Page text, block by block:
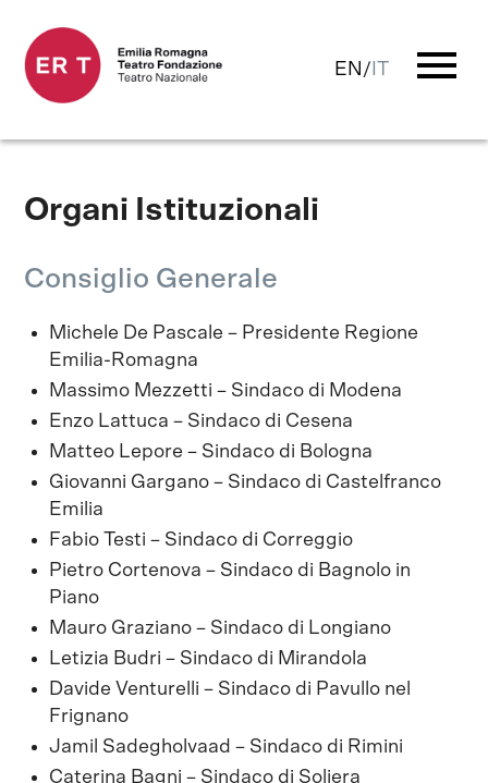
EN / IT menu
Organi Istituzionali
Consiglio Generale
Michele De Pascale – Presidente Regione
Emilia-Romagna
Massimo Mezzetti – Sindaco di Modena
Enzo Lattuca – Sindaco di Cesena
Matteo Lepore – Sindaco di Bologna
Giovanni Gargano – Sindaco di Castelfranco
Emilia
Fabio Testi – Sindaco di Correggio
Pietro Cortenova – Sindaco di Bagnolo in
Piano
Mauro Graziano – Sindaco di Longiano
Letizia Budri – Sindaco di Mirandola
Davide Venturelli – Sindaco di Pavullo nel
Frignano
Jamil Sadegholvaad – Sindaco di Rimini
Caterina Bagni – Sindaco di Soliera